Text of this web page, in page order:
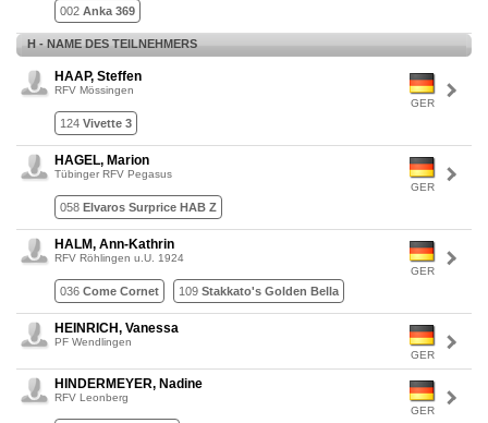
002 Anka 369
H - NAME DES TEILNEHMERS
GER
HAAP, Steffen
RFV Mössingen
124 Vivette 3
GER
HAGEL, Marion
Tübinger RFV Pegasus
058 Elvaros Surprice HAB Z
GER
HALM, Ann-Kathrin
RFV Röhlingen u.U. 1924
036 Come Cornet 109 Stakkato's Golden Bella
GER
HEINRICH, Vanessa
PF Wendlingen
GER
HINDERMEYER, Nadine
RFV Leonberg